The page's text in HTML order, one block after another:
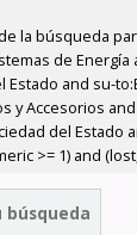
la búsqueda
de Energía
Estado and su-
y Accesorios
del Estado
>= 1) and
búsqueda